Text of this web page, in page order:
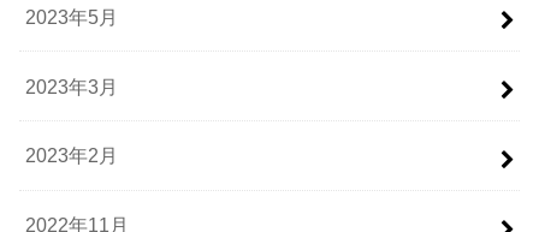
2023年5月
2023年3月
2023年2月
2022年11月